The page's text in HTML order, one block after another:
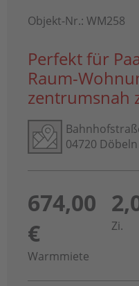
Objekt-Nr.: WM258
Perfekt für
Raum-
zentrumsnah
04720 Döbeln
674,00
€
Warmmiete
Zi.